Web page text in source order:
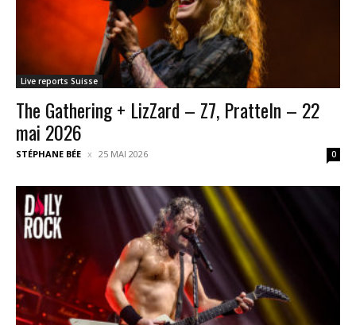
Live reports Suisse
The Gathering + LizZard – Z7, Pratteln – 22
mai 2026
STÉPHANE BÉE 25 MAI 2026 0